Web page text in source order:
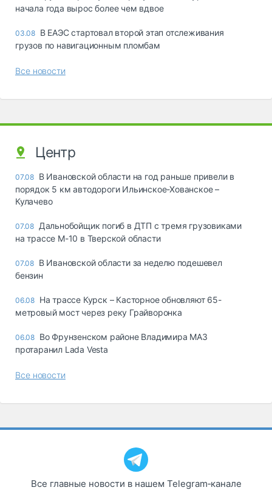
начала года вырос более чем вдвое
03.08 В ЕАЭС стартовал второй этап отслеживания
грузов по навигационным пломбам
Все новости
Центр
07.08 В Ивановской области на год раньше привели в
порядок 5 км автодороги Ильинское-Хованское –
Кулачево
07.08 Дальнобойщик погиб в ДТП с тремя грузовиками
на трассе М-10 в Тверской области
07.08 В Ивановской области за неделю подешевел
бензин
06.08 На трассе Курск – Касторное обновляют 65-
метровый мост через реку Грайворонка
06.08 Во Фрунзенском районе Владимира МАЗ
протаранил Lada Vesta
Все новости
Все главные новости в нашем Telegram‑канале